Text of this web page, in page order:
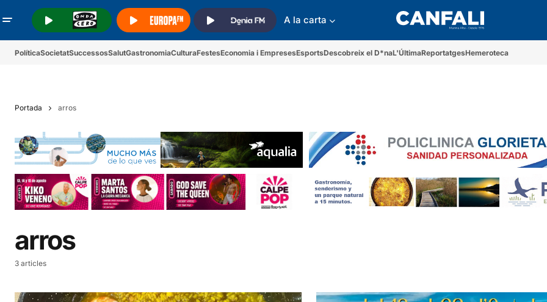
A la carta
PolíticaSocietatSuccessosSalutGastronomiaCulturaFestesEconomia i EmpresesEsportsDescobreix el D*naL'ÚltimaReportatgesHemeroteca
Portada arros
arros
3 articles